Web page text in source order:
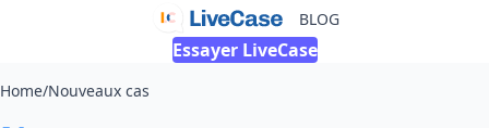
BLOG
Essayer LiveCase
Home/Nouveaux cas